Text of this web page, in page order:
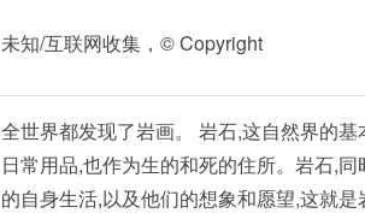
未知/互联网收集，© Copyright
全世界都发现了岩画。 岩石,这自然界的
日常用品,也作为生的和死的住所。岩石,
的自身生活,以及他们的想象和愿望,这就